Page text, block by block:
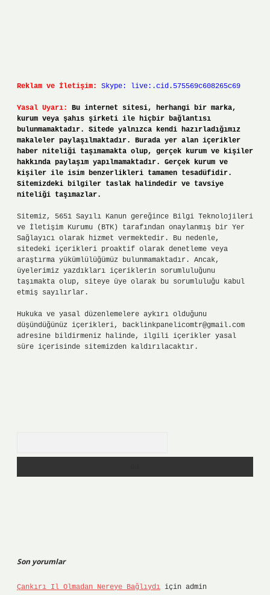
Reklam ve İletişim: Skype: live:.cid.575569c608265c69
Yasal Uyarı:
Bu internet sitesi, herhangi bir marka,
kurum veya şahıs şirketi ile hiçbir bağlantısı
bulunmamaktadır. Sitede yalnızca kendi hazırladığımız
makaleler paylaşılmaktadır. Burada yer alan içerikler
haber niteliği taşımamakta olup, gerçek kurum ve kişiler
hakkında paylaşım yapılmamaktadır. Gerçek kurum ve
kişiler ile isim benzerlikleri tamamen tesadüfidir.
Sitemizdeki bilgiler taslak halindedir ve tavsiye
niteliği taşımazlar.
Sitemiz, 5651 Sayılı Kanun gereğince Bilgi Teknolojileri
ve İletişim Kurumu (BTK) tarafından onaylanmış bir Yer
Sağlayıcı olarak hizmet vermektedir. Bu nedenle,
sitedeki içerikleri proaktif olarak denetleme veya
araştırma yükümlülüğümüz bulunmamaktadır. Ancak,
üyelerimiz yazdıkları içeriklerin sorumluluğunu
taşımakta olup, siteye üye olarak bu sorumluluğu kabul
etmiş sayılırlar.
Hukuka ve yasal düzenlemelere aykırı olduğunu
düşündüğünüz içerikleri, backlinkpanelicomtr@gmail.com
adresine bildirmeniz halinde, ilgili içerikler yasal
süre içerisinde sitemizden kaldırılacaktır.
Son yorumlar
Çankırı Il Olmadan Nereye Bağlıydı için admin